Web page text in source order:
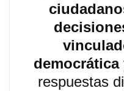
democrática
respuestas